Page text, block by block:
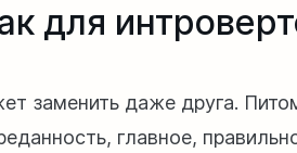
для
заменить даже друга.
главное,